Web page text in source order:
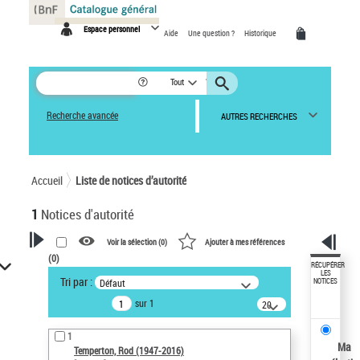
Espace personnel Aide Une question ? Historique
Tout
Recherche avancée AUTRES RECHERCHES
Accueil Liste de notices d’autorité
1 Notices d'autorité
VOTRE RECHERCHE
Recherche avancée dans les
notices d’autorité
Œuvres liées à l'auteur :
Temperton, Rod (1947-2016)
Voir la sélection (0) Ajouter à mes références
(0)
Tri par : Défaut
sur 1
20
résultats/page
1
Temperton, Rod (1947-2016)
RÉCUPÉRER
LES
NOTICES
Ma
Panneau de gestion des cookies